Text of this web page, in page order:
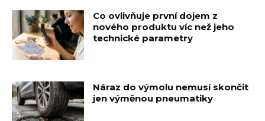
Co ovlivňuje první dojem z
nového produktu víc než jeho
technické parametry
Náraz do výmolu nemusí skončit
jen výměnou pneumatiky